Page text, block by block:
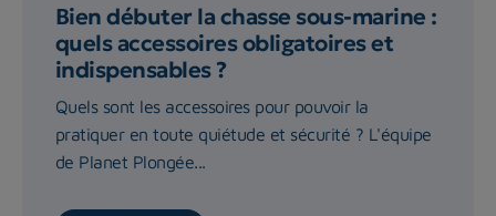
Bien débuter la chasse sous-marine :
quels accessoires obligatoires et
indispensables ?
Quels sont les accessoires pour pouvoir la
pratiquer en toute quiétude et sécurité ? L'équipe
de Planet Plongée...